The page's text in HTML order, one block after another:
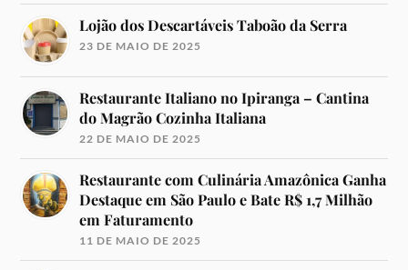
Lojão dos Descartáveis Taboão da Serra
23 DE MAIO DE 2025
Restaurante Italiano no Ipiranga – Cantina
do Magrão Cozinha Italiana
22 DE MAIO DE 2025
Restaurante com Culinária Amazônica Ganha
Destaque em São Paulo e Bate R$ 1,7 Milhão
em Faturamento
11 DE MAIO DE 2025